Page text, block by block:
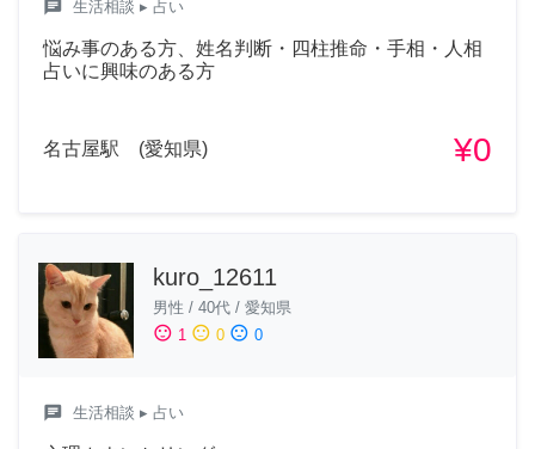
chat 生活相談 ▸ 占い
悩み事のある方、姓名判断・四柱推命・手相・人相
占いに興味のある方
名古屋駅 (愛知県) ¥0
kuro_12611
男性 / 40代 / 愛知県
sentiment_satisfied 1 sentiment_neutral 0 sentiment_dissatisfied 0
chat 生活相談 ▸ 占い